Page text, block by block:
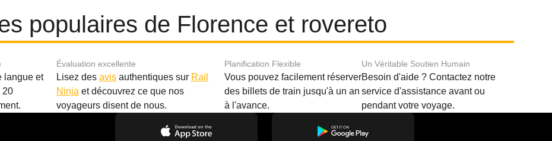
populaires de Florence et rovereto
langue et
20
Évaluation excellente
Lisez des avisauthentiques sur Rail
Ninja et découvrez ce que nos
voyageurs disent de nous.
Planification Flexible
Vous pouvez facilement réserver
des billets de train jusqu'à un an
à l'avance.
Un Véritable Soutien Humain
Besoin d'aide ? Contactez notre
service d'assistance avant ou
pendant votre voyage.